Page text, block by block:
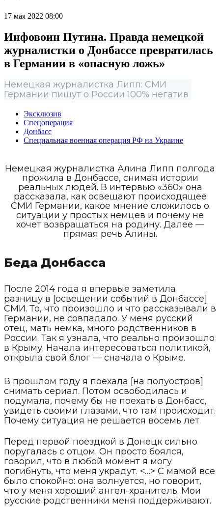
17 мая 2022 08:00
Инфовоин Путина. Правда немецкой
журналистки о Донбассе превратилась
в Германии в «опасную ложь»
Немецкая журналистка Липп: СМИ
Германии пишут о России 100% негатив
Эксклюзив
Спецоперация
Донбасс
Специальная военная операция РФ на Украине
Немецкая журналистка Алина Липп полгода
прожила в Донбассе, снимая истории
реальных людей. В интервью «360» она
рассказала, как освещают происходящее
СМИ Германии, какое мнение сложилось о
ситуации у простых немцев и почему не
хочет возвращаться на родину. Далее —
прямая речь Алины.
Беда Донбасса
После 2014 года я впервые заметила
разницу в [освещении событий в Донбассе]
СМИ. То, что произошло и что рассказывали в
Германии, не совпадало. У меня русский
отец, мать немка, много родственников в
России. Так я узнала, что реально произошло
в Крыму. Начала интересоваться политикой,
открыла свой блог — сначала о Крыме.
В прошлом году я поехала [на полуостров]
снимать сериал. Потом освободилась и
подумала, почему бы не поехать в Донбасс,
увидеть своими глазами, что там происходит.
Почему ситуация не решается восемь лет.
Перед первой поездкой в Донецк сильно
поругалась с отцом. Он просто боялся,
говорил, что в любой момент я могу
погибнуть, что меня украдут. <…> С мамой все
было спокойно: она волнуется, но говорит,
что у меня хороший ангел-хранитель. Мои
русские родственники меня поддерживают.